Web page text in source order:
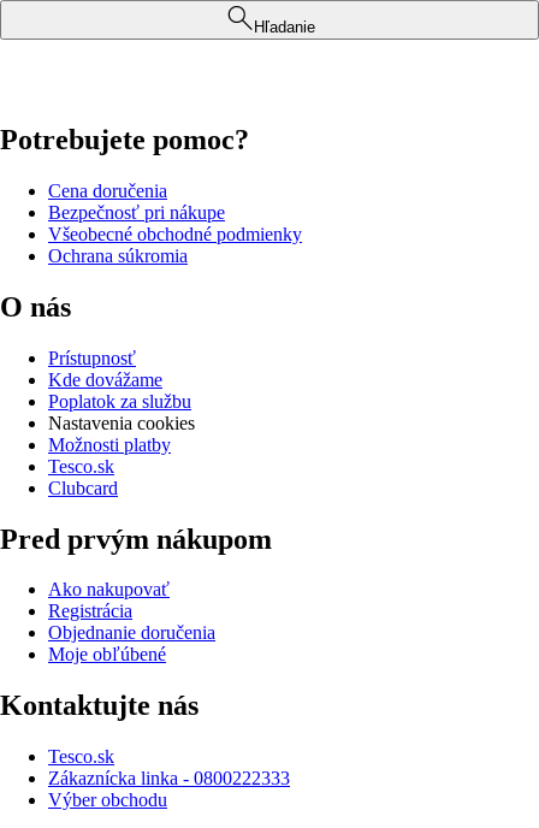
Hľadanie
Potrebujete pomoc?
Cena doručenia
Bezpečnosť pri nákupe
Všeobecné obchodné podmienky
Ochrana súkromia
O nás
Prístupnosť
Kde dovážame
Poplatok za službu
Nastavenia cookies
Možnosti platby
Tesco.sk
Clubcard
Pred prvým nákupom
Ako nakupovať
Registrácia
Objednanie doručenia
Moje obľúbené
Kontaktujte nás
Tesco.sk
Zákaznícka linka - 0800222333
Výber obchodu